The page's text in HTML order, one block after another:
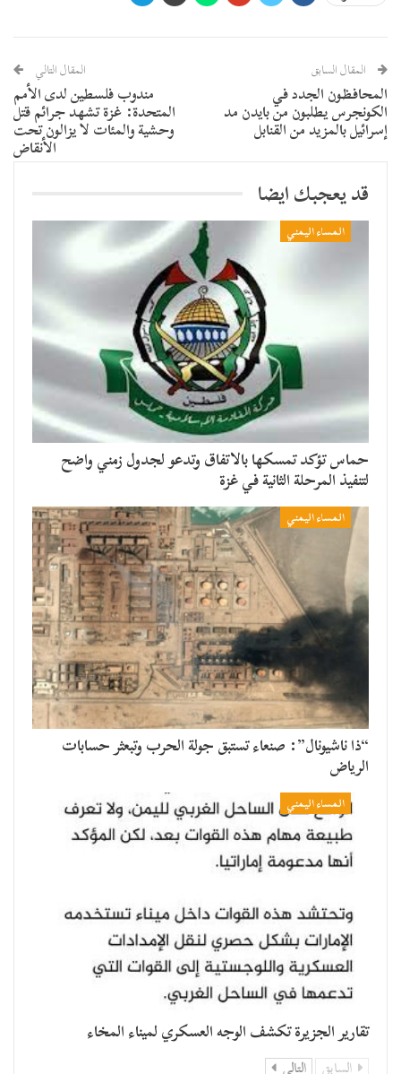
المقال السابق
المحافظون الجدد في
الكونجرس يطلبون من بايدن مد
إسرائيل بالمزيد من القنابل
المقال التالي
مندوب فلسطين لدى الأمم
المتحدة: غزة تشهد جرائم قتل
وحشية والمئات لا يزالون تحت
الأنقاض
قد يعجبك ايضا
المساء اليمني
حماس تؤكد تمسكها بالاتفاق وتدعو لجدول زمني واضح
لتنفيذ المرحلة الثانية في غزة
المساء اليمني
“ذا ناشيونال”: صنعاء تستبق جولة الحرب وتبعثر حسابات
الرياض
المساء اليمني
تقارير الجزيرة تكشف الوجه العسكري لميناء المخاء
السابق التالي